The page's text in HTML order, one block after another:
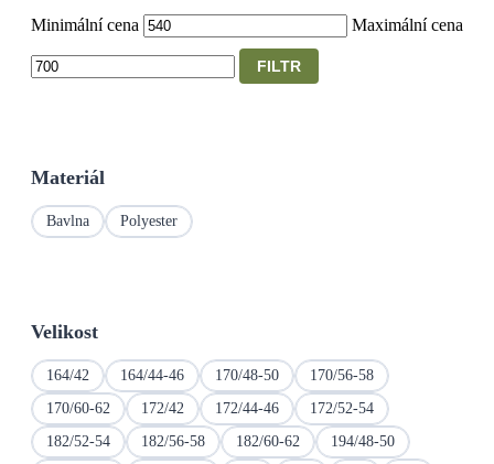
Minimální cena Maximální cena
FILTR
Materiál
Bavlna Polyester
Velikost
164/42 164/44-46 170/48-50
170/56-58
170/60-62
172/42 172/44-46
172/52-54
182/52-54
182/56-58 182/60-62
194/48-50